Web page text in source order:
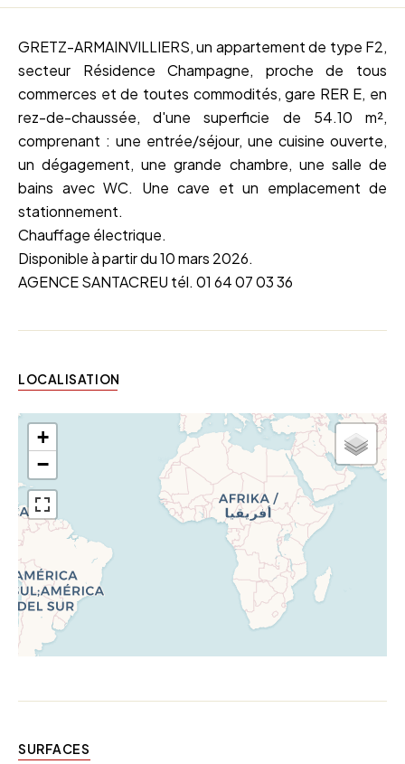
GRETZ-ARMAINVILLIERS, un appartement de type F2,
secteur Résidence Champagne, proche de tous
commerces et de toutes commodités, gare RER E, en
rez-de-chaussée, d'une superficie de 54.10 m²,
comprenant : une entrée/séjour, une cuisine ouverte,
un dégagement, une grande chambre, une salle de
bains avec WC. Une cave et un emplacement de
stationnement.
Chauffage électrique.
Disponible à partir du 10 mars 2026.
AGENCE SANTACREU tél. 01 64 07 03 36
LOCALISATION
+
−
SURFACES